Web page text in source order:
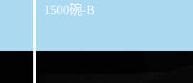
1500碗-B